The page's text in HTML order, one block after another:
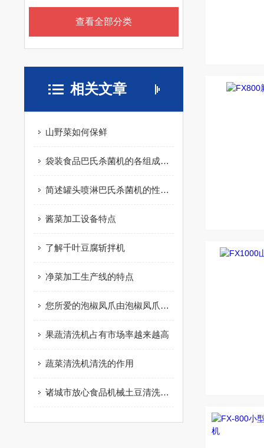
查看全部分类
相关文章
山野菜如何保鲜
袋装食品巴氏杀菌机的各组成结构原理分享
简述罐头喷淋巴氏杀菌机的性能特点
酱菜加工设备特点
了解千叶豆腐斩拌机
净菜加工生产线的特点
您所爱的泡椒凤爪由泡椒凤爪加工设备制作而成
果蔬清洗机占有市场率越来越高
蔬菜清洗机清洗的作用
诸城市放心食品机械土豆清洗机详细介绍